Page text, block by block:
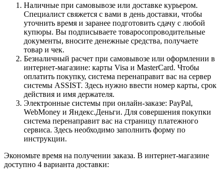
Наличные при самовывозе или доставке курьером.
Специалист свяжется с вами в день доставки, чтобы
уточнить время и заранее подготовить сдачу с любой
купюры. Вы подписываете товаросопроводительные
документы, вносите денежные средства, получаете
товар и чек.
Безналичный расчет при самовывозе или оформлении в
интернет-магазине: карты Visa и MasterCard. Чтобы
оплатить покупку, система перенаправит вас на сервер
системы ASSIST. Здесь нужно ввести номер карты, срок
действия и имя держателя.
Электронные системы при онлайн-заказе: PayPal,
WebMoney и Яндекс.Деньги. Для совершения покупки
система перенаправит вас на страницу платежного
сервиса. Здесь необходимо заполнить форму по
инструкции.
Экономьте время на получении заказа. В интернет-магазине
доступно 4 варианта доставки: